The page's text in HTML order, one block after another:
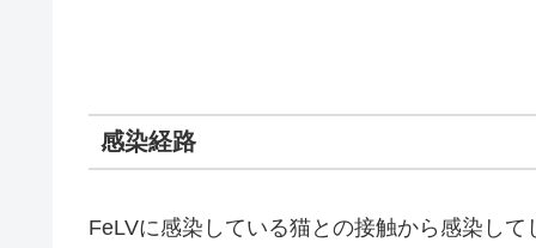
感染経路
FeLVに感染している猫との接触から感染して